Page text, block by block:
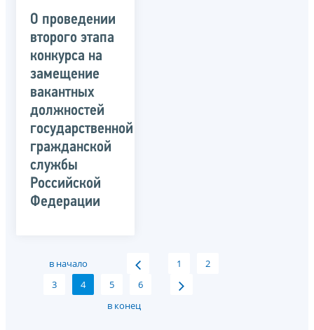
О проведении
второго этапа
конкурса на
замещение
вакантных
должностей
государственной
гражданской
службы
Российской
Федерации
в начало 1
2
3
4 5
6
в конец